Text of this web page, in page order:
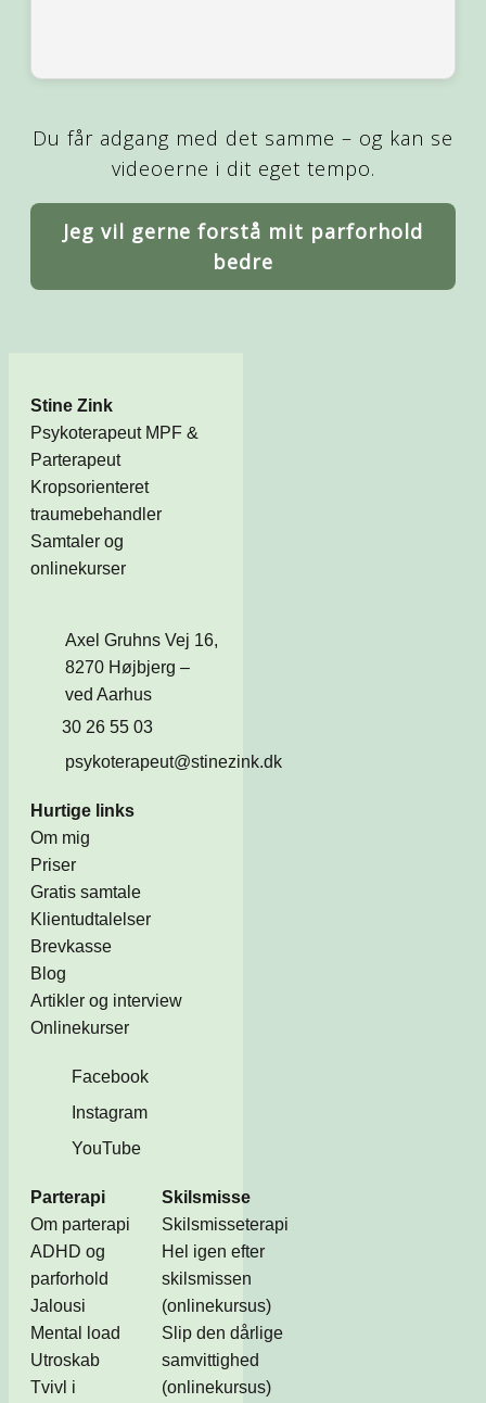
Du får adgang med det samme – og kan se
videoerne i dit eget tempo.
Jeg vil gerne forstå mit parforhold
bedre
Stine Zink
Psykoterapeut MPF &
Parterapeut
Kropsorienteret
traumebehandler
Samtaler og
onlinekurser
Axel Gruhns Vej 16,
8270 Højbjerg –
ved Aarhus
30 26 55 03
psykoterapeut@stinezink.dk
Hurtige links
Om mig
Priser
Gratis samtale
Klientudtalelser
Brevkasse
Blog
Artikler og interview
Onlinekurser
Facebook
Instagram
YouTube
Parterapi
Om parterapi
ADHD og
parforhold
Jalousi
Mental load
Utroskab
Tvivl i
Skilsmisse
Skilsmisseterapi
Hel igen efter
skilsmissen
(onlinekursus)
Slip den dårlige
samvittighed
(onlinekursus)